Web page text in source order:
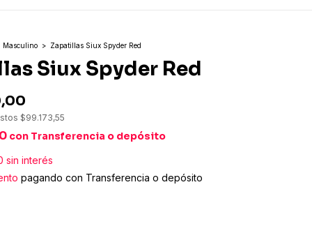
Masculino > Zapatillas Siux Spyder Red
Siux Spyder Red
$99.173,55
con Transferencia o depósito
sin interés
pagando con Transferencia o depósito